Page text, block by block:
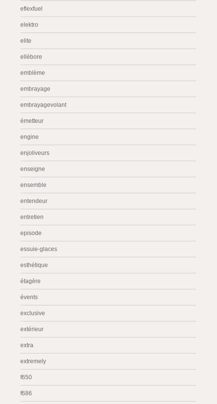
eflexfuel
elektro
elite
ellébore
emblème
embrayage
embrayagevolant
émetteur
engine
enjoliveurs
enseigne
ensemble
entendeur
entretien
episode
essuie-glaces
esthétique
étagère
évents
exclusive
extérieur
extra
extremely
f650
f686